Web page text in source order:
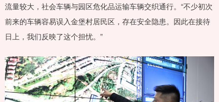
流量较大，社会车辆与园区危化品运输车辆交织通行。“不少初次
前来的车辆容易误入金堡村居民区，存在安全隐患。因此在接待
日上，我们反映了这个担忧。”